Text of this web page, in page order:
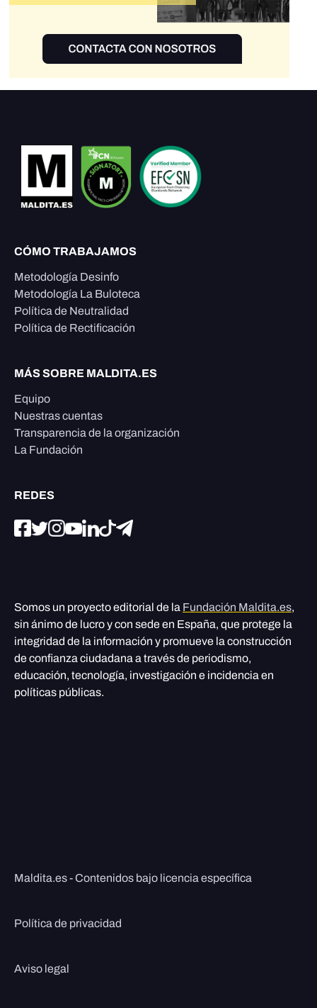
CÓMO TRABAJAMOS
Metodología Desinfo
Metodología La Buloteca
Política de Neutralidad
Política de Rectificación
MÁS SOBRE MALDITA.ES
Equipo
Nuestras cuentas
Transparencia de la organización
La Fundación
REDES
Somos un proyecto editorial de la Fundación Maldita.es,
sin ánimo de lucro y con sede en España, que protege la
integridad de la información y promueve la construcción
de confianza ciudadana a través de periodismo,
educación, tecnología, investigación e incidencia en
políticas públicas.
Maldita.es - Contenidos bajo licencia específica
Política de privacidad
Aviso legal